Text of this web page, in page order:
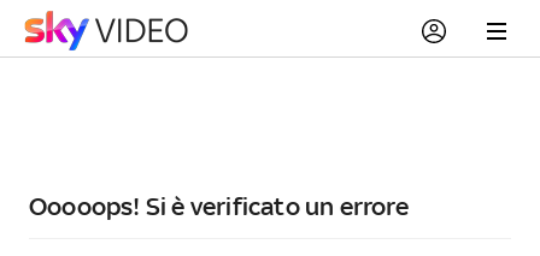
Ooooops! Si è verificato un errore